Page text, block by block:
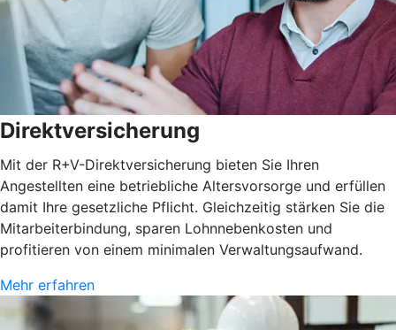
Direktversicherung
Mit der R+V-Direktversicherung bieten Sie Ihren
Angestellten eine betriebliche Altersvorsorge und erfüllen
damit Ihre gesetzliche Pflicht. Gleichzeitig stärken Sie die
Mitarbeiterbindung, sparen Lohnnebenkosten und
profitieren von einem minimalen Verwaltungsaufwand.
Mehr erfahren